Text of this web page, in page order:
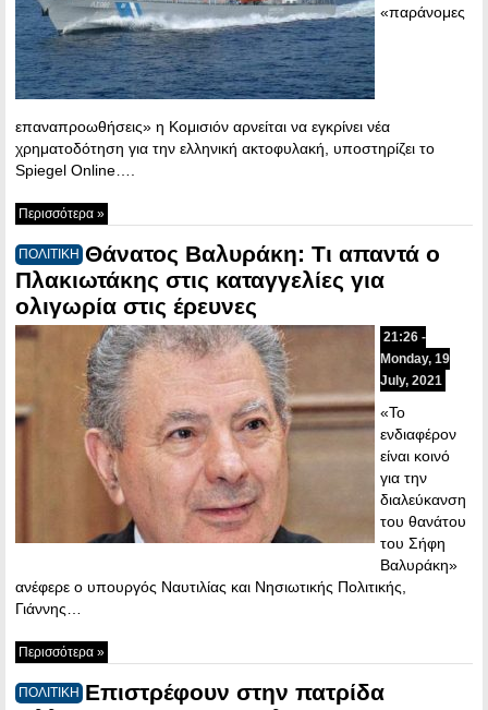
«παράνομες
επαναπροωθήσεις» η Κομισιόν αρνείται να εγκρίνει νέα
χρηματοδότηση για την ελληνική ακτοφυλακή, υποστηρίζει το
Spiegel Online….
Περισσότερα »
ΠΟΛΙΤΙΚΗ Θάνατος Βαλυράκη: Τι απαντά ο
Πλακιωτάκης στις καταγγελίες για
ολιγωρία στις έρευνες
21:26 -
Monday, 19
July, 2021
«Το
ενδιαφέρον
είναι κοινό
για την
διαλεύκανση
του θανάτου
του Σήφη
Βαλυράκη»
ανέφερε ο υπουργός Ναυτιλίας και Νησιωτικής Πολιτικής,
Γιάννης…
Περισσότερα »
ΠΟΛΙΤΙΚΗ Επιστρέφουν στην πατρίδα